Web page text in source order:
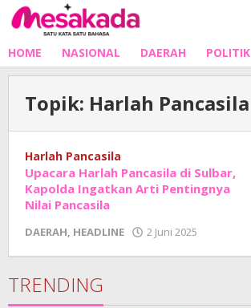
Lewati
ke
HOME NASIONAL DAERAH POLITIK
Topik: Harlah Pancasila
Harlah Pancasila
Upacara Harlah Pancasila di Sulbar,
Kapolda Ingatkan Arti Pentingnya
Nilai Pancasila
DAERAH, HEADLINE 2 Juni 2025
Junaedi
TRENDING